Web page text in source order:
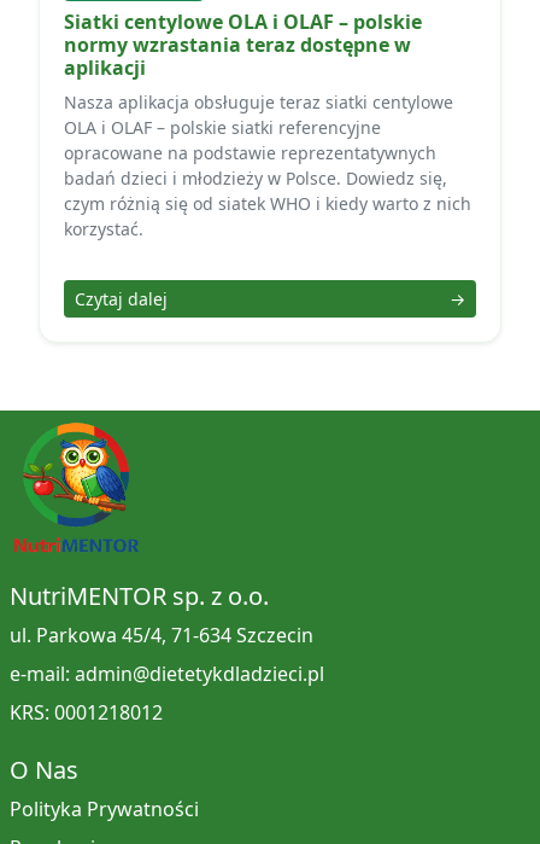
Siatki centylowe OLA i OLAF – polskie
normy wzrastania teraz dostępne w
aplikacji
Nasza aplikacja obsługuje teraz siatki centylowe
OLA i OLAF – polskie siatki referencyjne
opracowane na podstawie reprezentatywnych
badań dzieci i młodzieży w Polsce. Dowiedz się,
czym różnią się od siatek WHO i kiedy warto z nich
korzystać.
Czytaj dalej →
NutriMENTOR sp. z o.o.
ul. Parkowa 45/4, 71-634 Szczecin
e-mail: admin@dietetykdladzieci.pl
KRS: 0001218012
O Nas
Polityka Prywatności